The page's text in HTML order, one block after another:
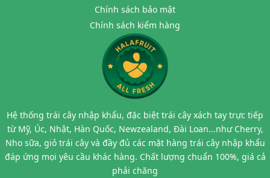
Chính sách bảo mật
Chính sách kiểm hàng
Hệ thống trái cây nhập khẩu, đặc biệt trái cây xách tay trực tiếp
từ Mỹ, Úc, Nhật, Hàn Quốc, Newzealand, Đài Loan...như Cherry,
Nho sữa, giỏ trái cây và đầy đủ các mặt hàng trái cây nhập khẩu
đáp ứng mọi yêu cầu khác hàng. Chất lượng chuẩn 100%, giá cả
phải chăng